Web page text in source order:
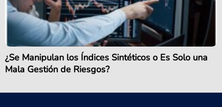
¿Se Manipulan los Índices Sintéticos o Es Solo una
Mala Gestión de Riesgos?